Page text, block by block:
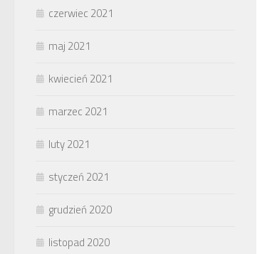
czerwiec 2021
maj 2021
kwiecień 2021
marzec 2021
luty 2021
styczeń 2021
grudzień 2020
listopad 2020